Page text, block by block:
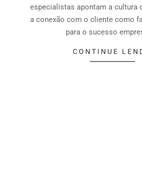
especialistas apontam a cultura
a conexão com o cliente como
para o sucesso
CONTINUE